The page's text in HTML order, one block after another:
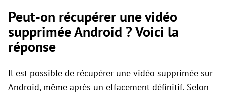
Peut-on récupérer une vidéo
supprimée Android ? Voici la
réponse
Il est possible de récupérer une vidéo supprimée sur
Android, même après un effacement définitif. Selon